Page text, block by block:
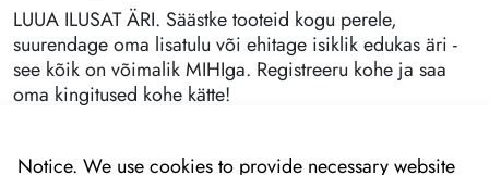
LUUA ILUSAT ÄRI. Säästke tooteid kogu perele,
suurendage oma lisatulu või ehitage isiklik edukas äri -
see kõik on võimalik MIHIga. Registreeru kohe ja saa
oma kingitused kohe kätte!
Notice. We use cookies to provide necessary website